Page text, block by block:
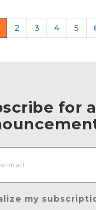
2 3 4 5
for
my